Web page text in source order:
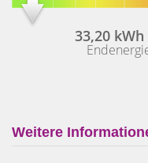
33,20
Weitere